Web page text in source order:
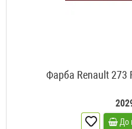
Фарба Renault 273
До